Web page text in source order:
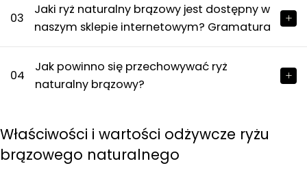
03
Jaki ryż naturalny brązowy jest dostępny w
naszym sklepie internetowym? Gramatura
04
Jak powinno się przechowywać ryż
naturalny brązowy?
Właściwości i wartości odżywcze ryżu
brązowego naturalnego